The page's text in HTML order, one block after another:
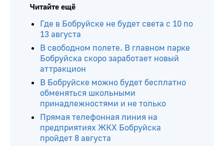
Читайте ещё
Где в Бобруйске не будет света с 10 по
13 августа
В свободном полете. В главном парке
Бобруйска скоро заработает новый
аттракцион
В Бобруйске можно будет бесплатно
обменяться школьными
принадлежностями и не только
Прямая телефонная линия на
предприятиях ЖКХ Бобруйска
пройдет 8 августа